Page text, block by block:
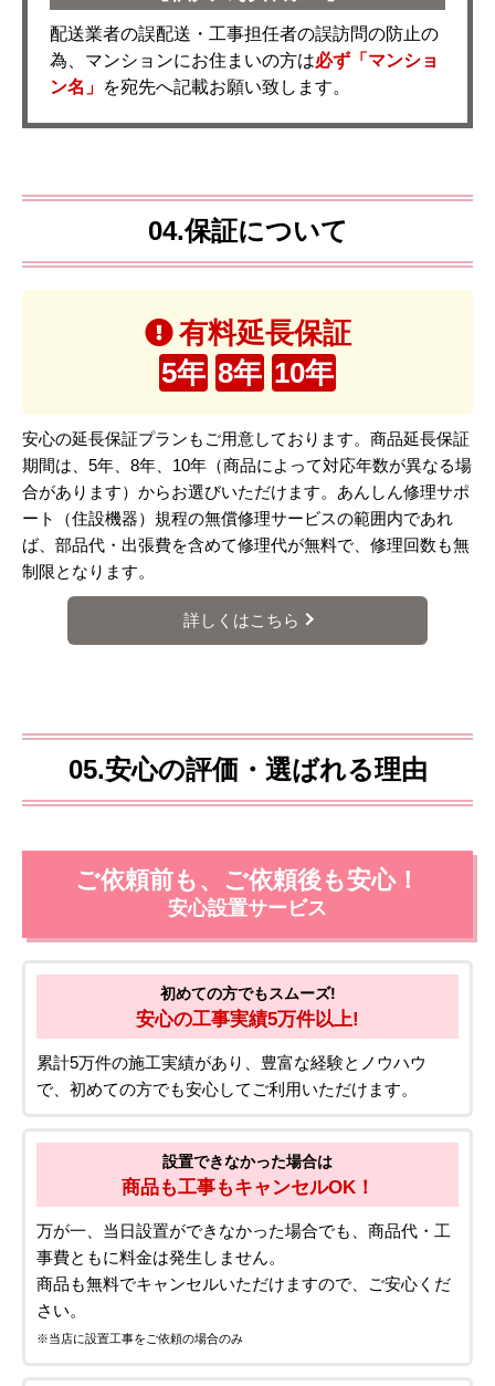
配送業者の誤配送・工事担任者の誤訪問の防止の
為、マンションにお住まいの方は必ず「マンショ
ン名」 を宛先へ記載お願い致します。
04.保証について
有料延長保証
5年 8年 10年
安心の延長保証プランもご用意しております。商品延長保証
期間は、5年、8年、10年（商品によって対応年数が異なる場
合があります）からお選びいただけます。あんしん修理サポ
ート（住設機器）規程の無償修理サービスの範囲内であれ
ば、部品代・出張費を含めて修理代が無料で、修理回数も無
制限となります。
詳しくはこちら
05.安心の評価・選ばれる理由
ご依頼前も、ご依頼後も安心！
安心設置サービス
初めての方でもスムーズ!
安心の工事実績5万件以上!
累計5万件の施工実績があり、豊富な経験とノウハウ
で、初めての方でも安心してご利用いただけます。
設置できなかった場合は
商品も工事もキャンセルOK！
万が一、当日設置ができなかった場合でも、商品代・工
事費ともに料金は発生しません。
商品も無料でキャンセルいただけますので、ご安心くだ
さい。
※当店に設置工事をご依頼の場合のみ